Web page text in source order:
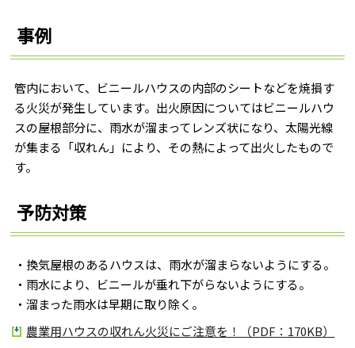
事例
管内において、ビニールハウスの内部のシートなどを焼損す
る火災が発生しています。出火原因についてはビニールハウ
スの屋根部分に、雨水が溜まってレンズ状になり、太陽光線
が集まる「収れん」により、その熱によって出火したもので
す。
予防対策
・換気屋根のあるハウスは、雨水が溜まらないようにする。
・雨水により、ビニールが垂れ下がらないようにする。
・溜まった雨水は早期に取り除く。
農業用ハウスの収れん火災にご注意を！（PDF：170KB）